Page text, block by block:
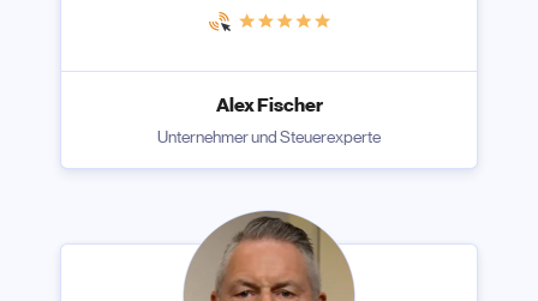
Alex Fischer
Unternehmer und Steuerexperte